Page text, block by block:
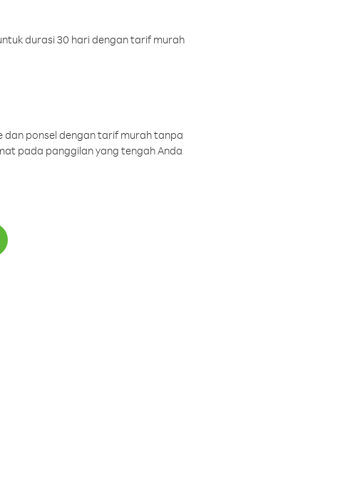
durasi 30 hari dengan tarif murah
dan ponsel dengan tarif murah tanpa
pada panggilan yang tengah Anda